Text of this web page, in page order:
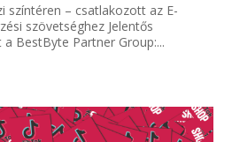
színtéren – csatlakozott az E-
szövetséghez Jelentős
BestByte Partner Group:...